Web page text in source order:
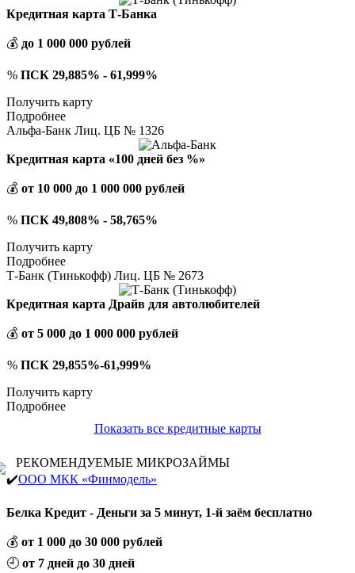
Кредитная карта Т-Банка
💰 до 1 000 000 рублей
% ПСК 29,885% - 61,999%
Получить карту
Подробнее
Альфа-Банк Лиц. ЦБ № 1326
Кредитная карта «100 дней без %»
💰 от 10 000 до 1 000 000 рублей
% ПСК 49,808% - 58,765%
Получить карту
Подробнее
Т-Банк (Тинькофф) Лиц. ЦБ № 2673
Кредитная карта Драйв для автолюбителей
💰 от 5 000 до 1 000 000 рублей
% ПСК 29,855%-61,999%
Получить карту
Подробнее
Показать все кредитные карты
РЕКОМЕНДУЕМЫЕ МИКРОЗАЙМЫ
✔️ООО МКК «Финмодель»
Белка Кредит - Деньги за 5 минут, 1-й заём бесплатно
💰 от 1 000 до 30 000 рублей
🕘 от 7 дней до 30 дней